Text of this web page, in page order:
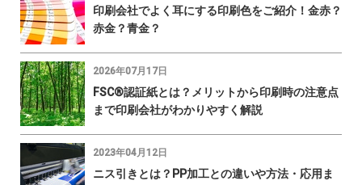
印刷会社でよく耳にする印刷色をご紹介！金赤？
赤金？青金？
2026年07月17日
FSC®認証紙とは？メリットから印刷時の注意点
まで印刷会社がわかりやすく解説
2023年04月12日
ニス引きとは？PP加工との違いや方法・応用ま